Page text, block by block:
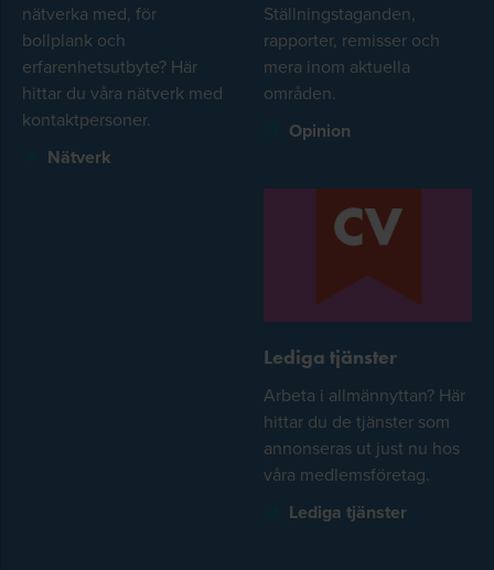
nätverka med, för
bollplank och
erfarenhetsutbyte? Här
hittar du våra nätverk med
kontaktpersoner.
Nätverk
Ställningstaganden,
rapporter, remisser och
mera inom aktuella
områden.
Opinion
Lediga tjänster
Arbeta i allmännyttan? Här
hittar du de tjänster som
annonseras ut just nu hos
våra medlemsföretag.
Lediga tjänster